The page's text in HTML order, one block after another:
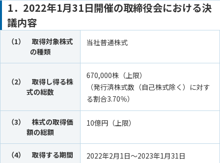
1．2022年1月31日開催の取締役会における決
議内容
（1） 取得対象株式
の種類
当社普通株式
（2） 取得し得る株
式の総数
670,000株（上限）
（発行済株式数（自己株式除く）に対す
る割合3.70％）
（3） 株式の取得価
額の総額
10億円（上限）
（4） 取得する期間 2022年2月1日～2023年1月31日